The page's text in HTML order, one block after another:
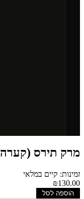
מרק תירס (קערה 2 ליטר) לכ10 אנשים
זמינות: קיים במלאי
₪130.00
הוספה לסל